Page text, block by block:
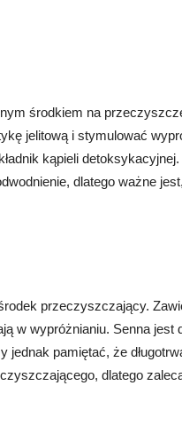
środkiem na
jelitową i stymulować
kąpieli
dlatego ważne
przeczyszczający.
w wypróżnianiu. Senna jest
pamiętać, że
dlatego